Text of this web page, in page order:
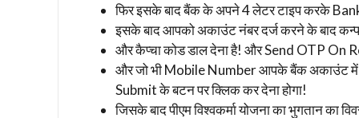
फिर इसके बाद बैंक के अपने 4 लेटर टाइप करके
इसके बाद आपको अकाउंट नंबर दर्ज करने के बाद
और कैप्चा कोड डाल देना है! और Send OTP On
और जो भी Mobile Number आपके बैंक अकाउंट में
Submit के बटन पर क्लिक कर देना होगा!
जिसके बाद पीएम विश्वकर्मा योजना का भुगतान